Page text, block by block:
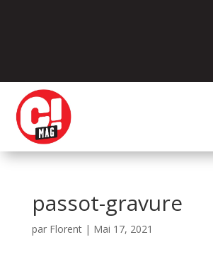
passot-gravure
par Florent| Mai 17, 2021